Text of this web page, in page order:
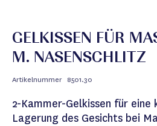
GELKISSEN FÜR
M. NASENSCHLITZ
Artikelnummer 8501.30
2-Kammer-Gelkissen für
Lagerung des Gesichts bei